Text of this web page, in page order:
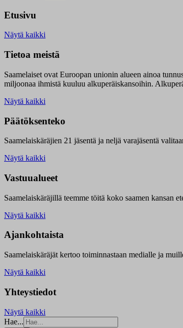
Etusivu
Näytä kaikki
Tietoa meistä
Saamelaiset ovat Euroopan unionin alueen ainoa
miljoonaa ihmistä kuuluu alkuperäiskansoihin.
Näytä kaikki
Päätöksenteko
Saamelaiskäräjien 21 jäsentä ja neljä varajäsentä
Näytä kaikki
Vastuualueet
Saamelaiskäräjillä teemme töitä koko saamen kansan
Näytä kaikki
Ajankohtaista
Saamelaiskäräjät kertoo toiminnastaan medialle ja
Näytä kaikki
Yhteystiedot
Näytä kaikki
Hae...